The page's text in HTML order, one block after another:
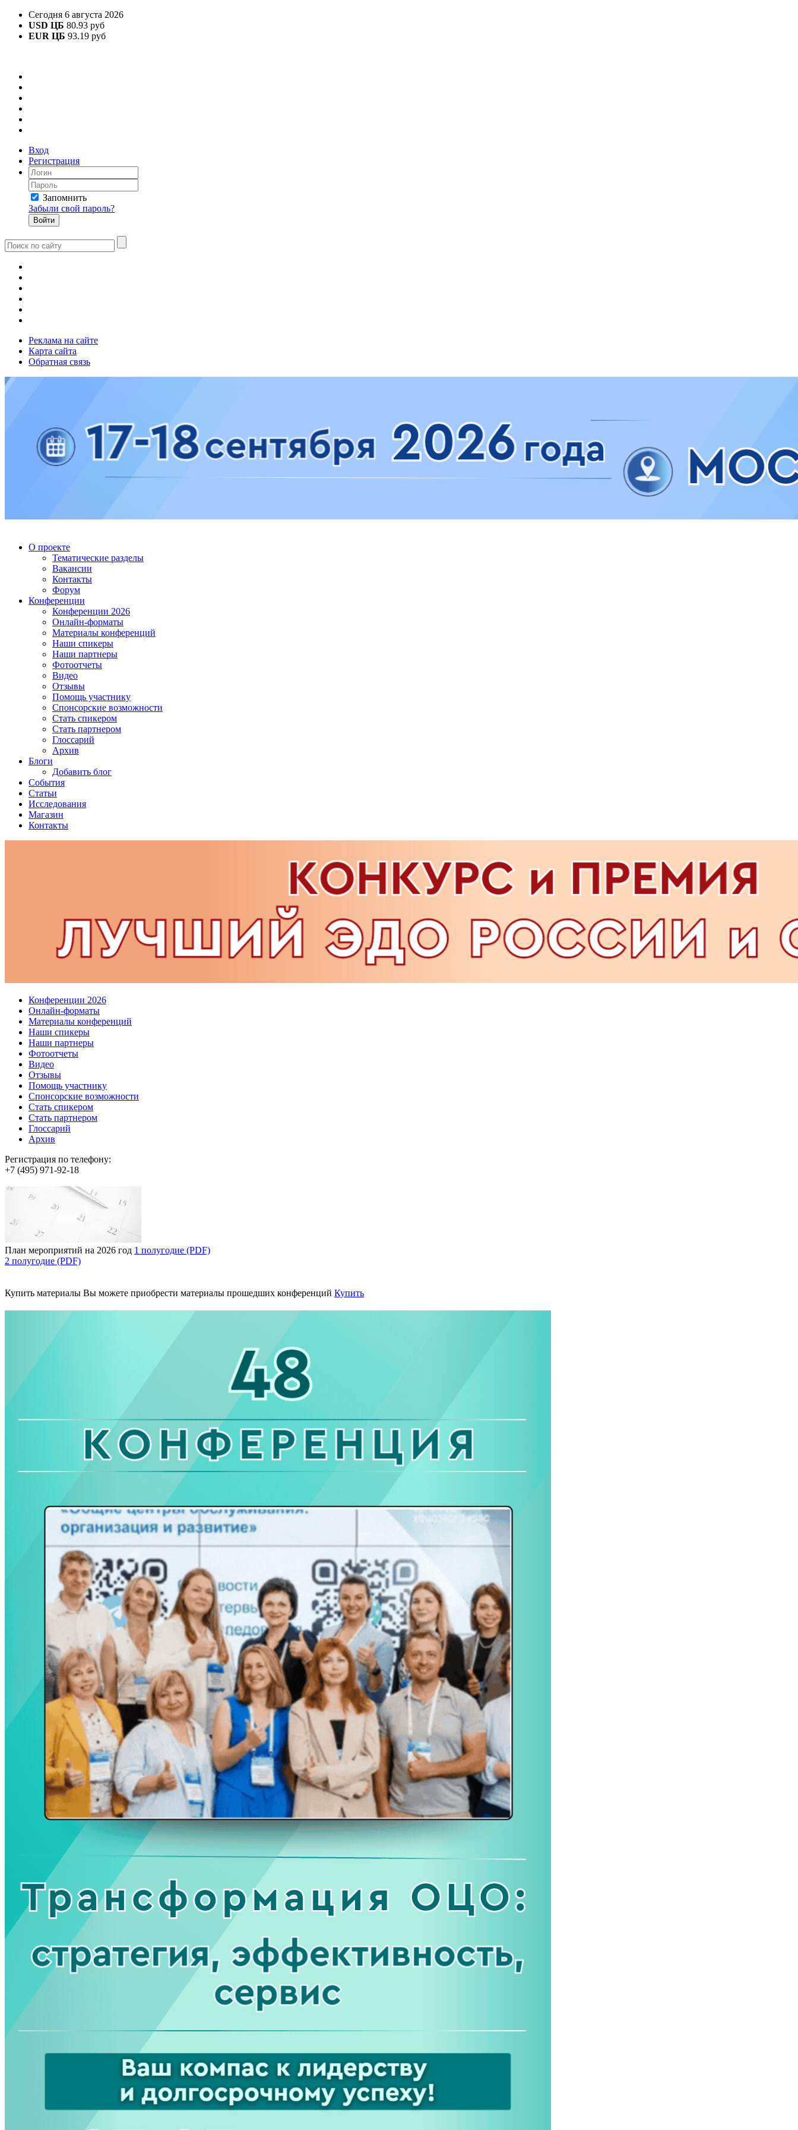
Сегодня 6 августа 2026
USD ЦБ 80.93 руб
EUR ЦБ 93.19 руб
Вход
Регистрация
Запомнить
Забыли свой пароль?
Реклама на сайте
Карта сайта
Обратная связь
О проекте
Тематические разделы
Вакансии
Контакты
Форум
Конференции
Конференции 2026
Онлайн-форматы
Материалы конференций
Наши спикеры
Наши партнеры
Фотоотчеты
Видео
Отзывы
Помощь участнику
Спонсорские возможности
Стать спикером
Стать партнером
Глоссарий
Архив
Блоги
Добавить блог
События
Статьи
Исследования
Магазин
Контакты
Конференции 2026
Онлайн-форматы
Материалы конференций
Наши спикеры
Наши партнеры
Фотоотчеты
Видео
Отзывы
Помощь участнику
Спонсорские возможности
Стать спикером
Стать партнером
Глоссарий
Архив
Регистрация по телефону:
+7 (495) 971-92-18
План мероприятий на 2026 год 1 полугодие (PDF)
2 полугодие (PDF)
Купить материалы Вы можете приобрести материалы прошедших конференций Купить